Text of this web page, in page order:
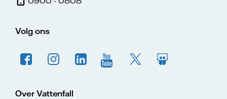
Volg ons
Over Vattenfall